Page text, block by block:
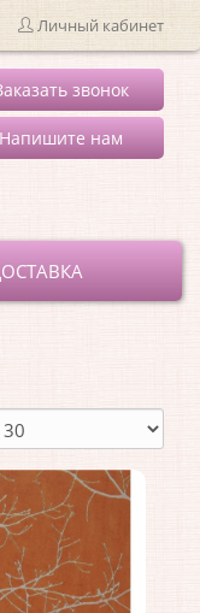
Личный кабинет
звонок
Напишите нам